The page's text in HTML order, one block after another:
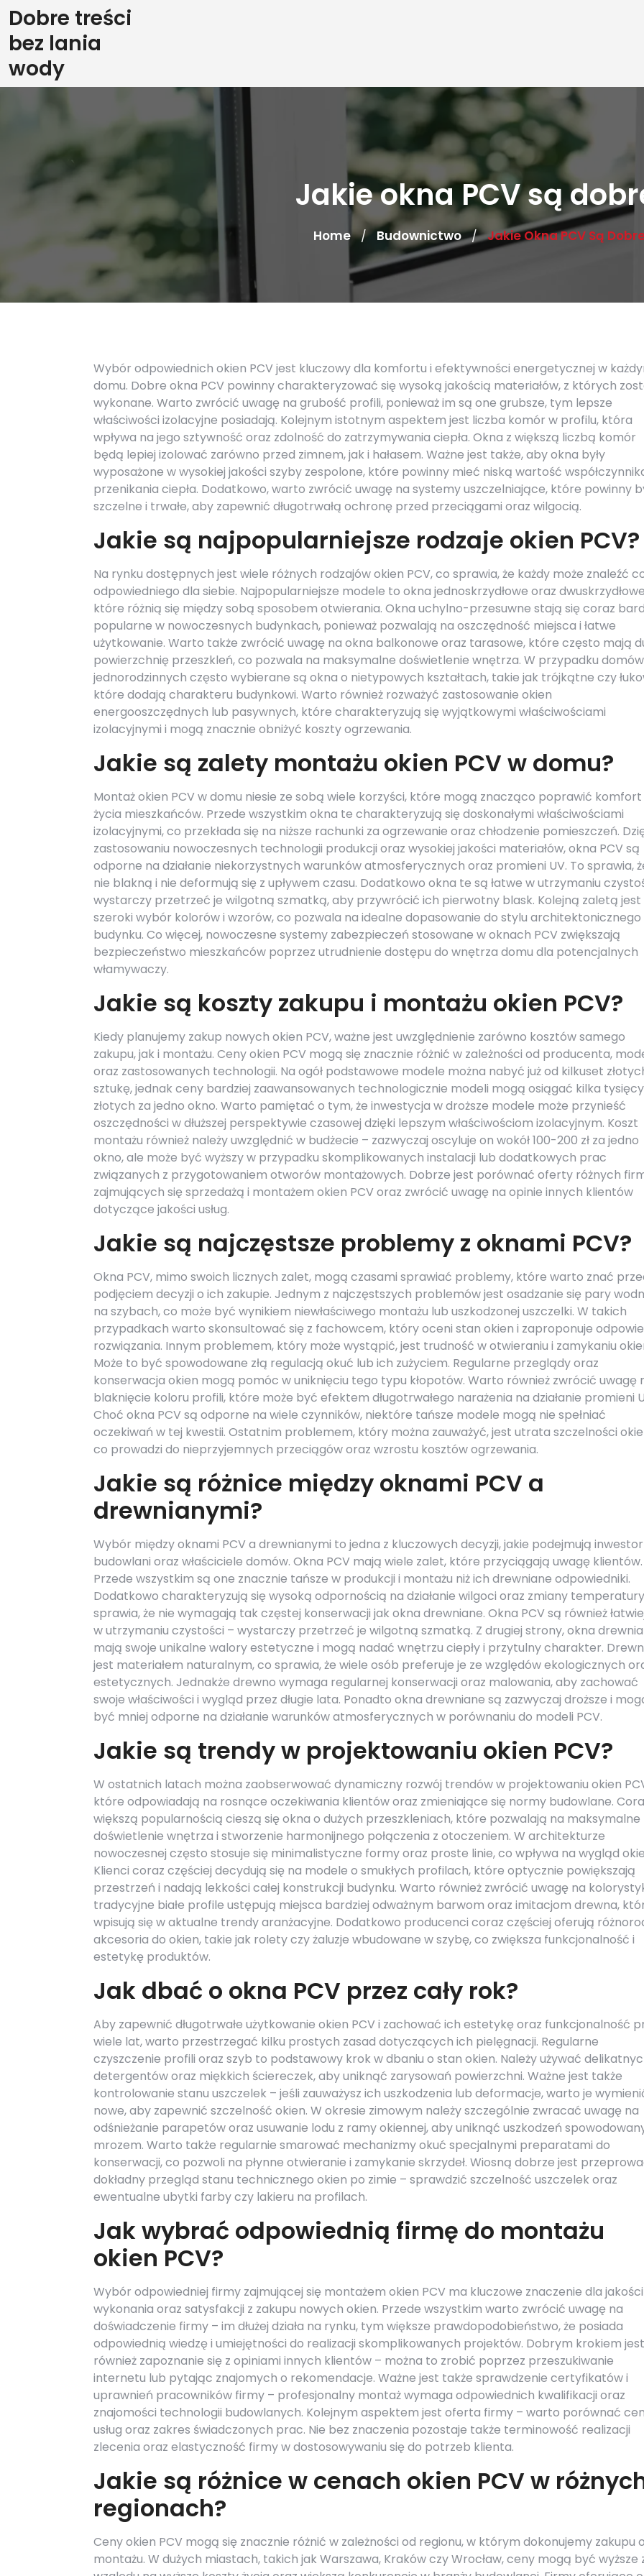
Skip
to
content
Dobre treści
bez lania
wody
Jakie okna PCV są
Home / Budownictwo / Jakie Okna PCV Są
Wybór odpowiednich okien PCV jest kluczowy dla komfortu i efektywności energetycznej w
domu. Dobre okna PCV powinny charakteryzować się wysoką jakością materiałów, z których
wykonane. Warto zwrócić uwagę na grubość profili, ponieważ im są one grubsze, tym lepsze
właściwości izolacyjne posiadają. Kolejnym istotnym aspektem jest liczba komór w profilu, która
wpływa na jego sztywność oraz zdolność do zatrzymywania ciepła. Okna z większą liczbą komór
będą lepiej izolować zarówno przed zimnem, jak i hałasem. Ważne jest także, aby okna były
wyposażone w wysokiej jakości szyby zespolone, które powinny mieć niską wartość
przenikania ciepła. Dodatkowo, warto zwrócić uwagę na systemy uszczelniające, które powinny
szczelne i trwałe, aby zapewnić długotrwałą ochronę przed przeciągami oraz wilgocią.
Jakie są najpopularniejsze rodzaje okien PCV?
Na rynku dostępnych jest wiele różnych rodzajów okien PCV, co sprawia, że każdy może znaleźć
odpowiedniego dla siebie. Najpopularniejsze modele to okna jednoskrzydłowe oraz
które różnią się między sobą sposobem otwierania. Okna uchylno-przesuwne stają się coraz
popularne w nowoczesnych budynkach, ponieważ pozwalają na oszczędność miejsca i łatwe
użytkowanie. Warto także zwrócić uwagę na okna balkonowe oraz tarasowe, które często mają
powierzchnię przeszkleń, co pozwala na maksymalne doświetlenie wnętrza. W przypadku domów
jednorodzinnych często wybierane są okna o nietypowych kształtach, takie jak trójkątne czy
które dodają charakteru budynkowi. Warto również rozważyć zastosowanie okien
energooszczędnych lub pasywnych, które charakteryzują się wyjątkowymi właściwościami
izolacyjnymi i mogą znacznie obniżyć koszty ogrzewania.
Jakie są zalety montażu okien PCV w domu?
Montaż okien PCV w domu niesie ze sobą wiele korzyści, które mogą znacząco poprawić komfort
życia mieszkańców. Przede wszystkim okna te charakteryzują się doskonałymi właściwościami
izolacyjnymi, co przekłada się na niższe rachunki za ogrzewanie oraz chłodzenie pomieszczeń.
zastosowaniu nowoczesnych technologii produkcji oraz wysokiej jakości materiałów, okna PCV są
odporne na działanie niekorzystnych warunków atmosferycznych oraz promieni UV. To sprawia,
nie blakną i nie deformują się z upływem czasu. Dodatkowo okna te są łatwe w utrzymaniu
wystarczy przetrzeć je wilgotną szmatką, aby przywrócić ich pierwotny blask. Kolejną zaletą jest
szeroki wybór kolorów i wzorów, co pozwala na idealne dopasowanie do stylu architektonicznego
budynku. Co więcej, nowoczesne systemy zabezpieczeń stosowane w oknach PCV zwiększają
bezpieczeństwo mieszkańców poprzez utrudnienie dostępu do wnętrza domu dla potencjalnych
włamywaczy.
Jakie są koszty zakupu i montażu okien PCV?
Kiedy planujemy zakup nowych okien PCV, ważne jest uwzględnienie zarówno kosztów samego
zakupu, jak i montażu. Ceny okien PCV mogą się znacznie różnić w zależności od producenta,
oraz zastosowanych technologii. Na ogół podstawowe modele można nabyć już od kilkuset
sztukę, jednak ceny bardziej zaawansowanych technologicznie modeli mogą osiągać kilka tysięcy
złotych za jedno okno. Warto pamiętać o tym, że inwestycja w droższe modele może przynieść
oszczędności w dłuższej perspektywie czasowej dzięki lepszym właściwościom izolacyjnym. Koszt
montażu również należy uwzględnić w budżecie – zazwyczaj oscyluje on wokół 100-200 zł za jedno
okno, ale może być wyższy w przypadku skomplikowanych instalacji lub dodatkowych prac
związanych z przygotowaniem otworów montażowych. Dobrze jest porównać oferty różnych
zajmujących się sprzedażą i montażem okien PCV oraz zwrócić uwagę na opinie innych klientów
dotyczące jakości usług.
Jakie są najczęstsze problemy z oknami PCV?
Okna PCV, mimo swoich licznych zalet, mogą czasami sprawiać problemy, które warto znać
podjęciem decyzji o ich zakupie. Jednym z najczęstszych problemów jest osadzanie się pary
na szybach, co może być wynikiem niewłaściwego montażu lub uszkodzonej uszczelki. W takich
przypadkach warto skonsultować się z fachowcem, który oceni stan okien i zaproponuje
rozwiązania. Innym problemem, który może wystąpić, jest trudność w otwieraniu i zamykaniu
Może to być spowodowane złą regulacją okuć lub ich zużyciem. Regularne przeglądy oraz
konserwacja okien mogą pomóc w uniknięciu tego typu kłopotów. Warto również zwrócić uwagę
blaknięcie koloru profili, które może być efektem długotrwałego narażenia na działanie promieni
Choć okna PCV są odporne na wiele czynników, niektóre tańsze modele mogą nie spełniać
oczekiwań w tej kwestii. Ostatnim problemem, który można zauważyć, jest utrata szczelności
co prowadzi do nieprzyjemnych przeciągów oraz wzrostu kosztów ogrzewania.
Jakie są różnice między oknami PCV a
drewnianymi?
Wybór między oknami PCV a drewnianymi to jedna z kluczowych decyzji, jakie podejmują
budowlani oraz właściciele domów. Okna PCV mają wiele zalet, które przyciągają uwagę klientów.
Przede wszystkim są one znacznie tańsze w produkcji i montażu niż ich drewniane odpowiedniki.
Dodatkowo charakteryzują się wysoką odpornością na działanie wilgoci oraz zmiany
sprawia, że nie wymagają tak częstej konserwacji jak okna drewniane. Okna PCV są również
w utrzymaniu czystości – wystarczy przetrzeć je wilgotną szmatką. Z drugiej strony, okna
mają swoje unikalne walory estetyczne i mogą nadać wnętrzu ciepły i przytulny charakter.
jest materiałem naturalnym, co sprawia, że wiele osób preferuje je ze względów ekologicznych
estetycznych. Jednakże drewno wymaga regularnej konserwacji oraz malowania, aby zachować
swoje właściwości i wygląd przez długie lata. Ponadto okna drewniane są zazwyczaj droższe i
być mniej odporne na działanie warunków atmosferycznych w porównaniu do modeli PCV.
Jakie są trendy w projektowaniu okien PCV?
W ostatnich latach można zaobserwować dynamiczny rozwój trendów w projektowaniu okien
które odpowiadają na rosnące oczekiwania klientów oraz zmieniające się normy budowlane.
większą popularnością cieszą się okna o dużych przeszkleniach, które pozwalają na maksymalne
doświetlenie wnętrza i stworzenie harmonijnego połączenia z otoczeniem. W architekturze
nowoczesnej często stosuje się minimalistyczne formy oraz proste linie, co wpływa na wygląd
Klienci coraz częściej decydują się na modele o smukłych profilach, które optycznie powiększają
przestrzeń i nadają lekkości całej konstrukcji budynku. Warto również zwrócić uwagę na
tradycyjne białe profile ustępują miejsca bardziej odważnym barwom oraz imitacjom drewna,
wpisują się w aktualne trendy aranżacyjne. Dodatkowo producenci coraz częściej oferują
akcesoria do okien, takie jak rolety czy żaluzje wbudowane w szybę, co zwiększa funkcjonalność i
estetykę produktów.
Jak dbać o okna PCV przez cały rok?
Aby zapewnić długotrwałe użytkowanie okien PCV i zachować ich estetykę oraz funkcjonalność
wiele lat, warto przestrzegać kilku prostych zasad dotyczących ich pielęgnacji. Regularne
czyszczenie profili oraz szyb to podstawowy krok w dbaniu o stan okien. Należy używać
detergentów oraz miękkich ściereczek, aby uniknąć zarysowań powierzchni. Ważne jest także
kontrolowanie stanu uszczelek – jeśli zauważysz ich uszkodzenia lub deformacje, warto je
nowe, aby zapewnić szczelność okien. W okresie zimowym należy szczególnie zwracać uwagę na
odśnieżanie parapetów oraz usuwanie lodu z ramy okiennej, aby uniknąć uszkodzeń
mrozem. Warto także regularnie smarować mechanizmy okuć specjalnymi preparatami do
konserwacji, co pozwoli na płynne otwieranie i zamykanie skrzydeł. Wiosną dobrze jest
dokładny przegląd stanu technicznego okien po zimie – sprawdzić szczelność uszczelek oraz
ewentualne ubytki farby czy lakieru na profilach.
Jak wybrać odpowiednią firmę do montażu
okien PCV?
Wybór odpowiedniej firmy zajmującej się montażem okien PCV ma kluczowe znaczenie dla jakości
wykonania oraz satysfakcji z zakupu nowych okien. Przede wszystkim warto zwrócić uwagę na
doświadczenie firmy – im dłużej działa na rynku, tym większe prawdopodobieństwo, że posiada
odpowiednią wiedzę i umiejętności do realizacji skomplikowanych projektów. Dobrym krokiem jest
również zapoznanie się z opiniami innych klientów – można to zrobić poprzez przeszukiwanie
internetu lub pytając znajomych o rekomendacje. Ważne jest także sprawdzenie certyfikatów i
uprawnień pracowników firmy – profesjonalny montaż wymaga odpowiednich kwalifikacji oraz
znajomości technologii budowlanych. Kolejnym aspektem jest oferta firmy – warto porównać
usług oraz zakres świadczonych prac. Nie bez znaczenia pozostaje także terminowość realizacji
zlecenia oraz elastyczność firmy w dostosowywaniu się do potrzeb klienta.
Jakie są różnice w cenach okien PCV w
regionach?
Ceny okien PCV mogą się znacznie różnić w zależności od regionu, w którym dokonujemy zakupu
montażu. W dużych miastach, takich jak Warszawa, Kraków czy Wrocław, ceny mogą być wyższe